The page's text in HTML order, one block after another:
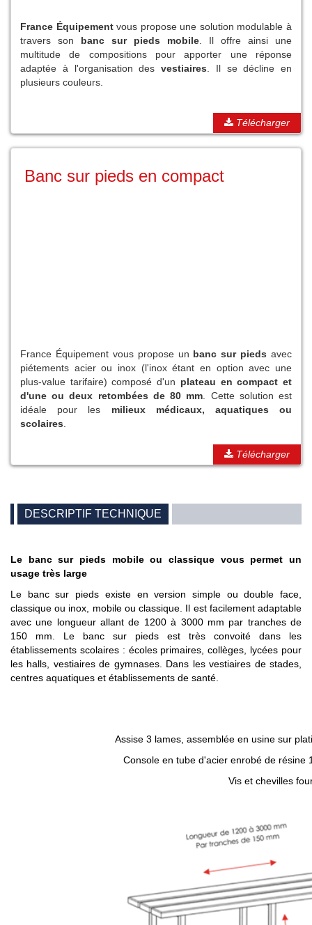
France Équipementvous propose une solution modulable à
travers son banc sur pieds mobile . Il offre ainsi une
multitude de compositions pour apporter une réponse
adaptée à l'organisation des vestiaires . Il se décline en
plusieurs couleurs.
Télécharger
Banc sur pieds en compact
France Équipement vous propose un banc sur pieds avec
piétements acier ou inox (l'inox étant en option avec une
plus-value tarifaire) composé d'un plateau en compact et
d'une ou deux retombées de 80 mm . Cette solution est
idéale pour les milieux médicaux, aquatiques ou
scolaires
Télécharger
DESCRIPTIF TECHNIQUE
Le banc sur pieds mobile ou classique vous permet un
usage très large
Le banc sur pieds existe en version simple ou double face,
classique ou inox, mobile ou classique. Il est facilement adaptable
avec une longueur allant de 1200 à 3000 mm par tranches de
150 mm. Le banc sur pieds est très convoité dans les
établissements scolaires : écoles primaires, collèges, lycées pour
les halls, vestiaires de gymnases. Dans les vestiaires de stades,
centres aquatiques et établissements de santé.
Assise 3 lames, assemblée en usine sur
Console en tube d'acier enrobé de résine
Vis et chevilles